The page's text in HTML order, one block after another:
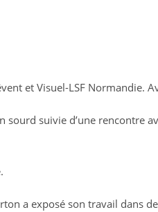
et Visuel-LSF Normandie.
suivie d’une rencontre
a exposé son travail dans